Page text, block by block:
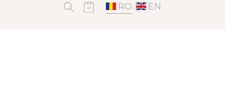
RO EN